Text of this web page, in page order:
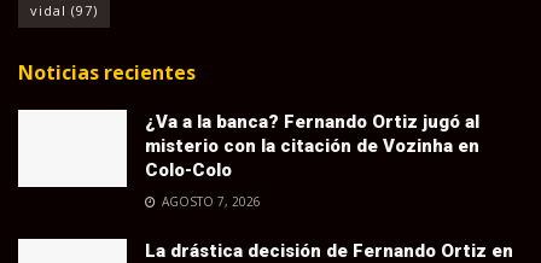
vidal (97)
Noticias recientes
¿Va a la banca? Fernando Ortiz jugó al
misterio con la citación de Vozinha en
Colo-Colo
AGOSTO 7, 2026
La drástica decisión de Fernando Ortiz en